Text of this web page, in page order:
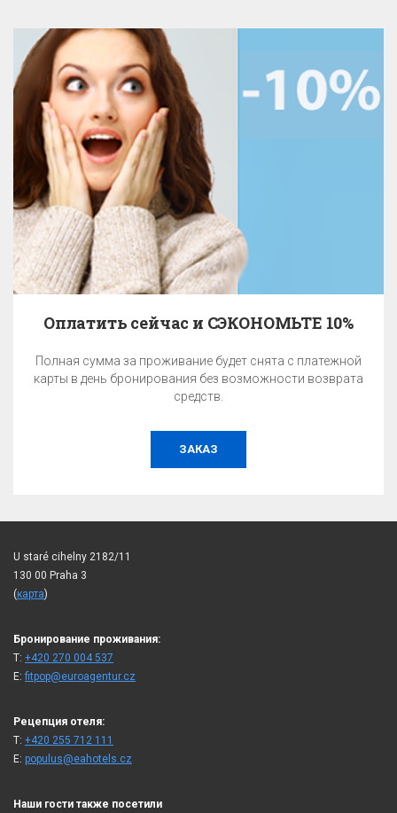
Оплатить сейчас и СЭКОНОМЬТЕ 10%
Полная сумма за проживание будет снята с платежной
карты в день бронирования без возможности возврата
средств.
ЗАКАЗ
U staré cihelny 2182/11
130 00 Praha 3
(карта)
Бронирование проживания:
T: +420 270 004 537
E:fitpop@euroagentur.cz
Рецепция отеля:
T: +420 255 712 111
E: populus@eahotels.cz
Наши гости также посетили